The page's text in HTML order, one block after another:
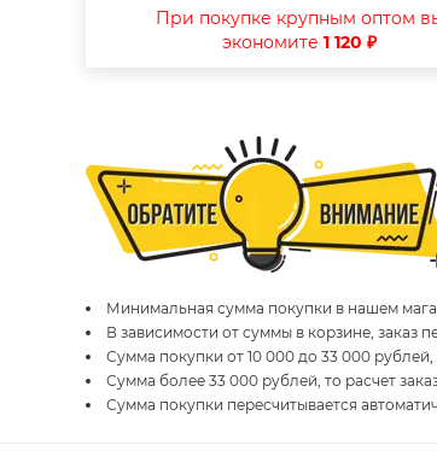
При покупке крупным оптом
экономите1 120 ₽
Минимальная сумма покупки в нашем
В зависимости от суммы в корзине, заказ
Сумма покупки от 10 000 до 33 000 рублей,
Сумма более 33 000 рублей, то расчет
Сумма покупки пересчитывается